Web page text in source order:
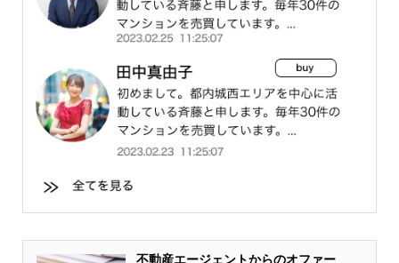
不動産エージェントからのオファー